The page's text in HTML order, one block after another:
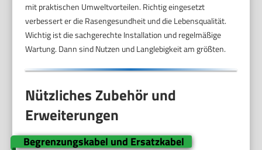
mit praktischen Umweltvorteilen. Richtig eingesetzt
verbessert er die Rasengesundheit und die Lebensqualität.
Wichtig ist die sachgerechte Installation und regelmäßige
Wartung. Dann sind Nutzen und Langlebigkeit am größten.
Nützliches Zubehör und
Erweiterungen
Begrenzungskabel und Ersatzkabel